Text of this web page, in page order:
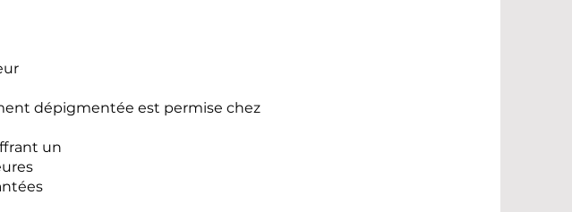
dépigmentée est permise chez
un